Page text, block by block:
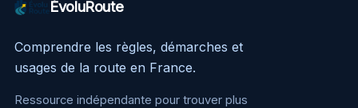
ÉvoluRoute
Comprendre les règles, démarches et
usages de la route en France.
Ressource indépendante pour trouver plus